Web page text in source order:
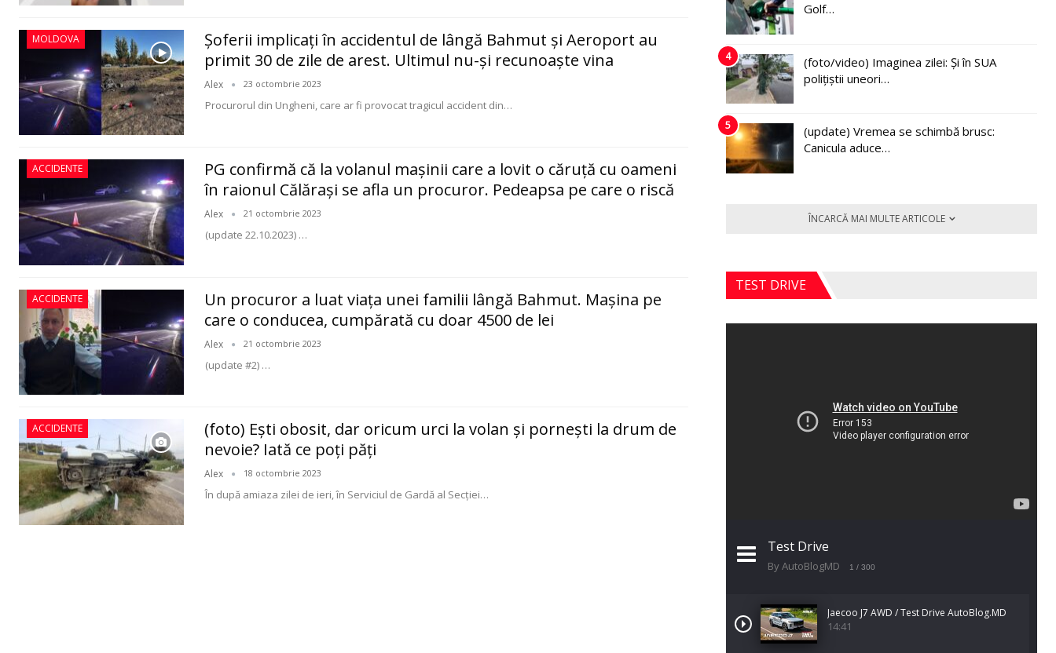
MOLDOVA
Şoferii implicaţi în accidentul de lângă Bahmut şi Aeroport au
primit 30 de zile de arest. Ultimul nu-şi recunoaşte vina
Alex 23 octombrie 2023
Procurorul din Ungheni, care ar fi provocat tragicul accident din…
ACCIDENTE
PG confirmă că la volanul maşinii care a lovit o căruţă cu oameni
în raionul Călăraşi se afla un procuror. Pedeapsa pe care o riscă
Alex 21 octombrie 2023
(update 22.10.2023) …
ACCIDENTE
Un procuror a luat viaţa unei familii lângă Bahmut. Maşina pe
care o conducea, cumpărată cu doar 4500 de lei
Alex 21 octombrie 2023
(update #2) …
ACCIDENTE
(foto) Eşti obosit, dar oricum urci la volan şi pornești la drum de
nevoie? Iată ce poţi păţi
Alex 18 octombrie 2023
În după amiaza zilei de ieri, în Serviciul de Gardă al Secției…
Golf…
4
(foto/video) Imaginea zilei: Și în SUA
polițiștii uneori…
5
(update) Vremea se schimbă brusc:
Canicula aduce…
ÎNCARCĂ MAI MULTE ARTICOLE
TEST DRIVE
Test Drive
By AutoBlogMD 1 / 300
Jaecoo J7 AWD / Test Drive AutoBlog.MD
14:41